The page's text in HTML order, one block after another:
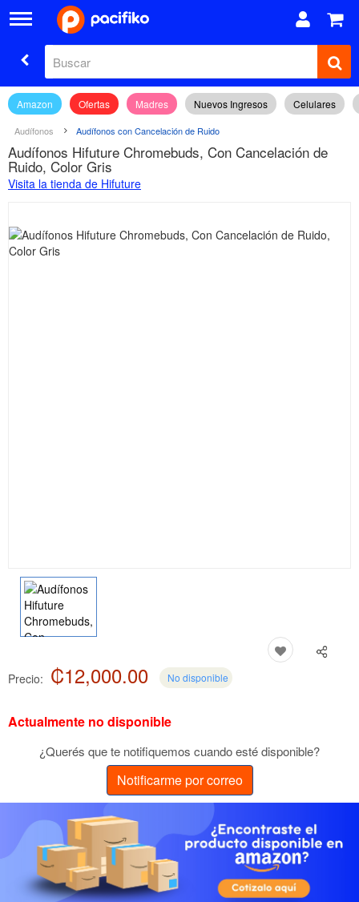
Amazon Ofertas Madres Nuevos Ingresos Celulares
Audífonos Audífonos con Cancelación de Ruido
Audífonos Hifuture Chromebuds, Con Cancelación de
Ruido, Color Gris
Visita la tienda de Hifuture
Precio: ₡12,000.00 No disponible
Actualmente no disponible
¿Querés que te notifiquemos cuando esté disponible?
Notificarme por correo